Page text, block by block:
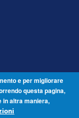
- Periodico telematico
– ISSN 2421-2466
30123 Venezia - Italia -
e per migliorare
questa pagina,
in altra maniera,